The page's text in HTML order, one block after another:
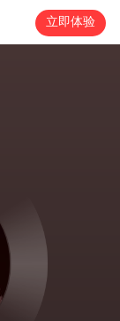
立即体验